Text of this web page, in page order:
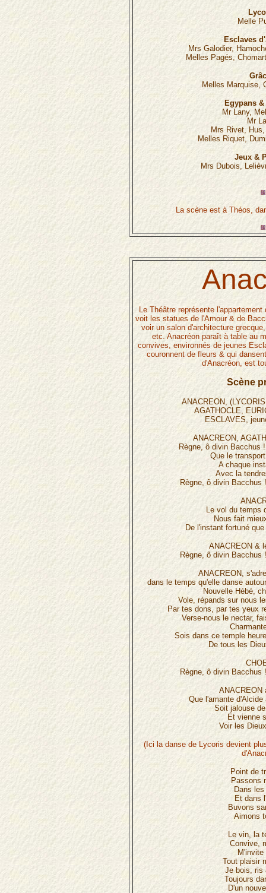
Melle
Esclaves
Mrs Galodier,
Melles Pagés,
Melles Marquise,
Egypans
Mr Lany,
Mr
Mrs Rivet,
Melles Riquet,
Jeux &
Mrs Dubois,
La scène est à Théos,
Le Théâtre représente
voit les statues de l'Amour & de
voir un salon d'architecture
etc. Anacréon paraît à table au
convives, environnés de jeunes
couronnent de fleurs & qui
d'Anacréon, est
Scène
ANACREON,
AGATHOCLE,
ESCLAVES,
ANACREON,
Règne, ô divin Bacchus
Que le
A chaque
Avec la
Règne, ô divin Bacchus
Le vol du temps
Nous fait
De l'instant fortuné
ANACREON &
Règne, ô divin
ANACREON,
dans le temps qu'elle danse
Nouvelle Hébé,
Vole, répands sur nous
Par tes dons, par tes yeux
Verse-nous le nectar,
Sois dans ce temple
De tous les
Règne, ô divin
ANACREON
Que l'amante d'Alcide
Soit jalouse
Et vienne
Voir les
(Ici la danse de Lycoris devient
Point de
Passons
Dans
Et dans
Buvons
Aimons
Le vin, la
Convive,
M'invite
Tout plaisir
Je bois, ris
Toujours
D'un